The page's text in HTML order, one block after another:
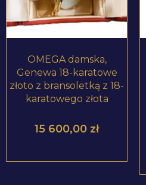
OMEGA damska,
Genewa 18-karatowe
złoto z bransoletką z 18-
karatowego złota
15 600,00 zł